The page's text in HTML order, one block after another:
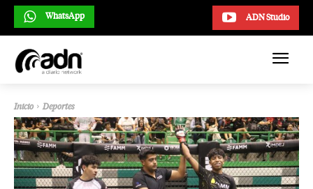
ADN Studio
WhatsApp
Inicio Deportes